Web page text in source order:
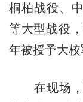
桐柏战役、
等大型战役
年被授予大校
在现场，